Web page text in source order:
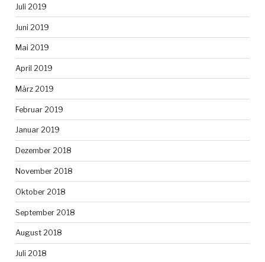
Juli 2019
Juni 2019
Mai 2019
April 2019
März 2019
Februar 2019
Januar 2019
Dezember 2018
November 2018
Oktober 2018
September 2018
August 2018
Juli 2018